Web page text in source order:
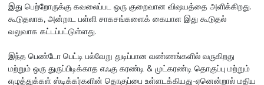
இது பெற்றோருக்கு கவலைப்பட ஒரு குறைவான விஷயத்தை அளிக்கிறது.
கூடுதலாக, அன்றாட பள்ளி சாகசங்களைக் கையாள இது கூடுதல்
வலுவாக கட்டப்பட்டுள்ளது.
இந்த பெண்டோ பெட்டி பல்வேறு துடிப்பான வண்ணங்களில் வருகிறது
மற்றும் ஒரு துருப்பிடிக்காத எஃகு கரண்டி & முட்கரண்டி தொகுப்பு மற்றும்
எழுத்துக்கள் ஸ்டிக்கர்களின் தொகுப்பை உள்ளடக்கியது-ஏனென்றால் மதிய